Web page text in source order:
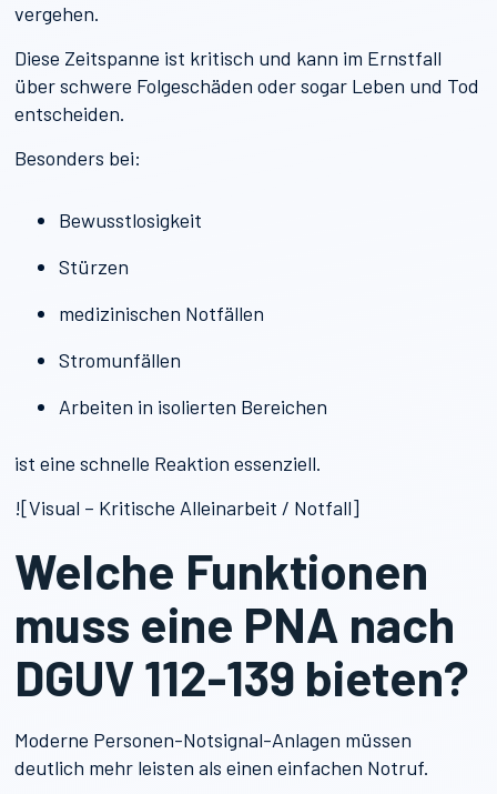
vergehen.
Diese Zeitspanne ist kritisch und kann im Ernstfall
über schwere Folgeschäden oder sogar Leben und Tod
entscheiden.
Besonders bei:
Bewusstlosigkeit
Stürzen
medizinischen Notfällen
Stromunfällen
Arbeiten in isolierten Bereichen
ist eine schnelle Reaktion essenziell.
![Visual – Kritische Alleinarbeit / Notfall]
Welche Funktionen
muss eine PNA nach
DGUV 112-139 bieten?
Moderne Personen-Notsignal-Anlagen müssen
deutlich mehr leisten als einen einfachen Notruf.